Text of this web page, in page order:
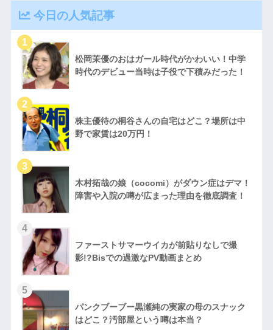
今日の人気記事
松岡茉優のおはガール時代がかわいい！中学
時代のデビュー当時は子役で下積みだった！
株主優待の桐谷さんの自宅はどこ？場所は中
野で家賃は20万円！
木村拓哉の娘（cocomi）がダウン症はデマ！
障害や入院の噂が広まった理由を徹底調査！
ファーストサマーウイカが前貼りなしで撮
影!?Bisでの過激なPV動画まとめ
パンクブーブー黒瀬純の実家の母のスナック
はどこ？汚部屋という噂は本当？